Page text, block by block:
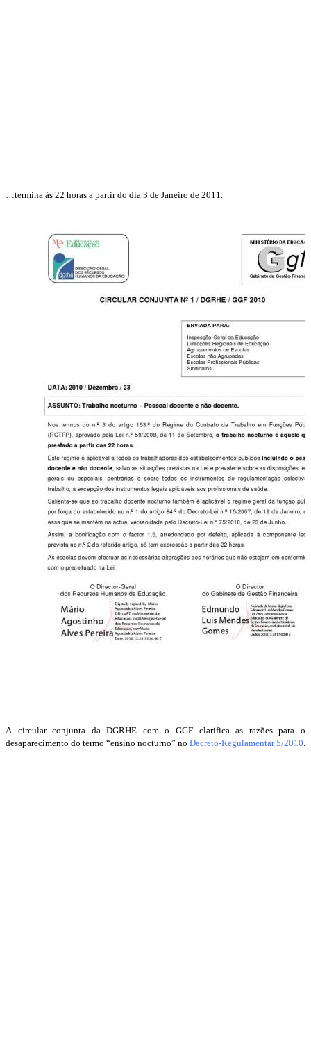
…termina às 22 horas a partir do dia 3 de Janeiro de 2011.
A circular conjunta da DGRHE com o GGF clarifica as razões para o
desaparecimento do termo “ensino nocturno” no Decreto-Regulamentar 5/2010